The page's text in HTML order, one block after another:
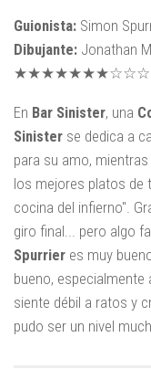
Guionista: Simon
Dibujante: Jonathan
★★★★★★★☆☆☆
En Bar Sinister, una
Sinister se dedica a
para su amo, mientras
los mejores platos de
cocina del infierno".
giro final... pero algo
Spurrier es muy
bueno, especialmente
siente débil a ratos y
pudo ser un nivel